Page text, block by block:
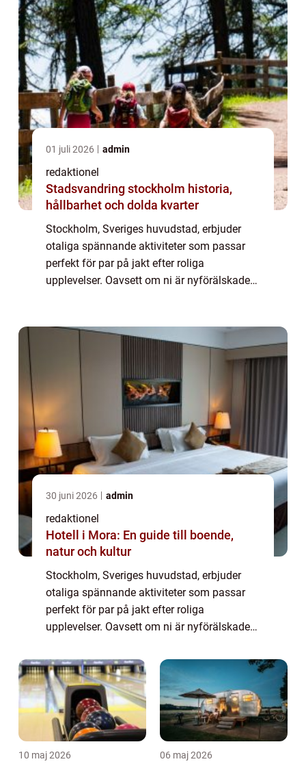
01 juli 2026 admin
redaktionel
Stadsvandring stockholm historia,
hållbarhet och dolda kvarter
Stockholm, Sveriges huvudstad, erbjuder
otaliga spännande aktiviteter som passar
perfekt för par på jakt efter roliga
upplevelser. Oavsett om ni är nyförälskade
30 juni 2026 admin
redaktionel
Hotell i Mora: En guide till boende,
natur och kultur
Stockholm, Sveriges huvudstad, erbjuder
otaliga spännande aktiviteter som passar
perfekt för par på jakt efter roliga
upplevelser. Oavsett om ni är nyförälskade
tillsammans, finns det något för alla. I den...
10 maj 2026 06 maj 2026